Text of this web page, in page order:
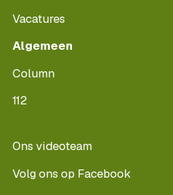
Vacatures
Algemeen
Column
112
Ons videoteam
Volg ons op Facebook